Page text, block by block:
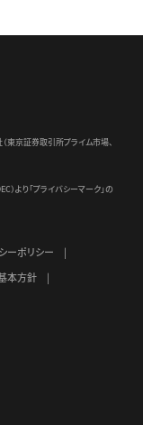
東京証券取引所プライム市場、
）より 「プライバシーマーク」の
ーポリシー
本方針